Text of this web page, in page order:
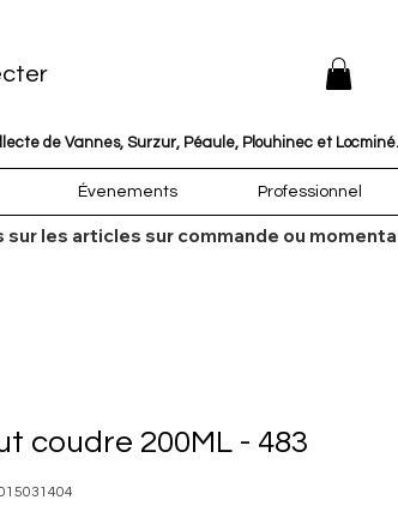
de Vannes, Surzur, Péaule, Plouhinec et Locminé.
Évenements Professionnel
les articles sur commande ou
coudre 200ML - 483